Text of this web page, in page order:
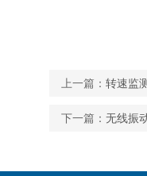
上一篇： 转速监
下一篇： 无线振